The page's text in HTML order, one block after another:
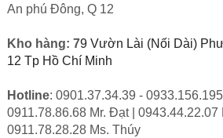
An phú Đông, Q 12
Kho hàng: 79 Vườn Lài (Nối Dài)
12 Tp Hồ Chí Minh
Hotline: 0901.37.34.39 - 0933.156.195
0911.78.86.68 Mr. Đạt | 0943.44.22.07
0911.78.28.28 Ms. Thúy